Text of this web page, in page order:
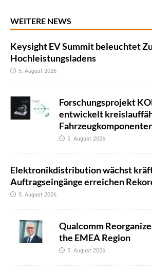
WEITERE NEWS
Keysight EV Summit beleuchtet
Hochleistungsladens
5. August 2026
Forschungsprojekt
entwickelt
5. August 2026
Elektronikdistribution wächst
Auftragseingänge erreichen
5. August 2026
Qualcomm
the EMEA Region
5. August 2026